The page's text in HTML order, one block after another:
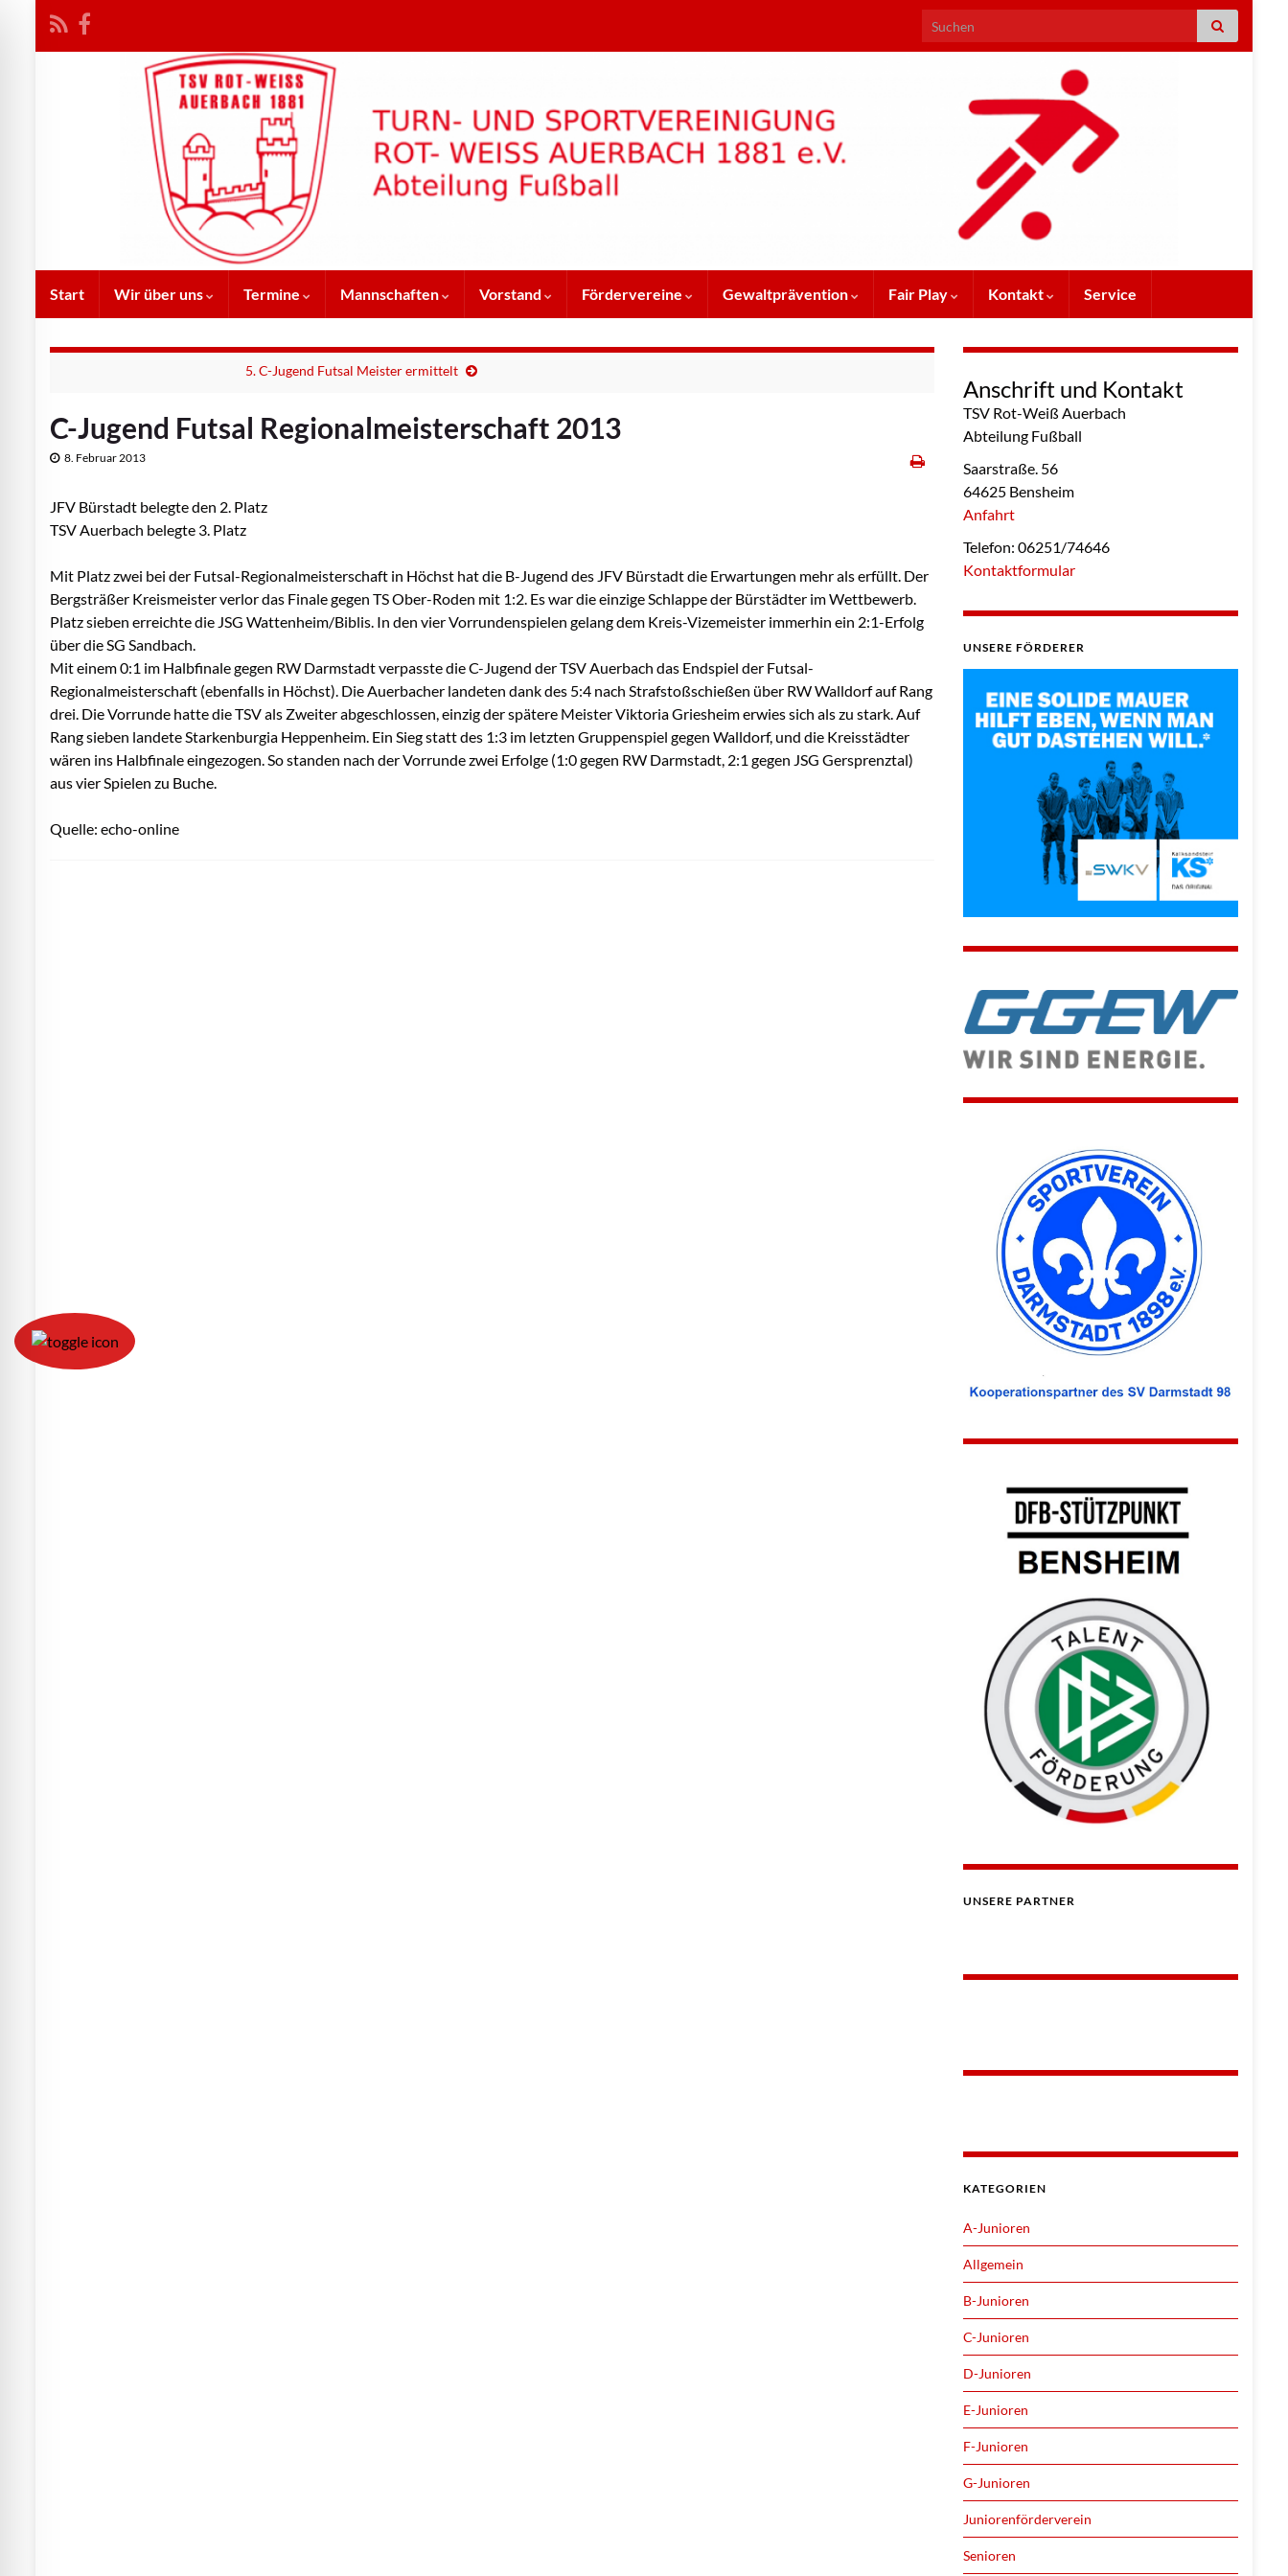
Search for:
Start Wir über uns Termine Mannschaften Vorstand Fördervereine Gewaltprävention Fair Play Kontakt Service
5. C-Jugend Futsal Meister ermittelt
C-Jugend Futsal Regionalmeisterschaft 2013
8. Februar 2013
JFV Bürstadt belegte den 2. Platz
TSV Auerbach belegte 3. Platz
Mit Platz zwei bei der Futsal-Regionalmeisterschaft in Höchst hat die B-Jugend des JFV Bürstadt die Erwartungen mehr als erfüllt. Der
Bergsträßer Kreismeister verlor das Finale gegen TS Ober-Roden mit 1:2. Es war die einzige Schlappe der Bürstädter im Wettbewerb.
Platz sieben erreichte die JSG Wattenheim/Biblis. In den vier Vorrundenspielen gelang dem Kreis-Vizemeister immerhin ein 2:1-Erfolg
über die SG Sandbach.
Mit einem 0:1 im Halbfinale gegen RW Darmstadt verpasste die C-Jugend der TSV Auerbach das Endspiel der Futsal-
Regionalmeisterschaft (ebenfalls in Höchst). Die Auerbacher landeten dank des 5:4 nach Strafstoßschießen über RW Walldorf auf Rang
drei. Die Vorrunde hatte die TSV als Zweiter abgeschlossen, einzig der spätere Meister Viktoria Griesheim erwies sich als zu stark. Auf
Rang sieben landete Starkenburgia Heppenheim. Ein Sieg statt des 1:3 im letzten Gruppenspiel gegen Walldorf, und die Kreisstädter
wären ins Halbfinale eingezogen. So standen nach der Vorrunde zwei Erfolge (1:0 gegen RW Darmstadt, 2:1 gegen JSG Gersprenztal)
aus vier Spielen zu Buche.
Quelle: echo-online
Anschrift und Kontakt
TSV Rot-Weiß Auerbach
Abteilung Fußball
Saarstraße. 56
64625 Bensheim
Anfahrt
Telefon: 06251/74646
Kontaktformular
UNSERE FÖRDERER
UNSERE PARTNER
KATEGORIEN
A-Junioren
Allgemein
B-Junioren
C-Junioren
D-Junioren
E-Junioren
F-Junioren
G-Junioren
Juniorenförderverein
Senioren